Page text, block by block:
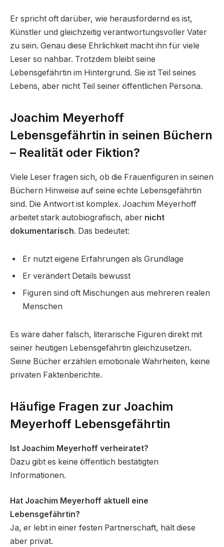
Er spricht oft darüber, wie herausfordernd es ist,
Künstler und gleichzeitig verantwortungsvoller Vater
zu sein. Genau diese Ehrlichkeit macht ihn für viele
Leser so nahbar. Trotzdem bleibt seine
Lebensgefährtin im Hintergrund. Sie ist Teil seines
Lebens, aber nicht Teil seiner öffentlichen Persona.
Joachim Meyerhoff
Lebensgefährtin in seinen Büchern
– Realität oder Fiktion?
Viele Leser fragen sich, ob die Frauenfiguren in seinen
Büchern Hinweise auf seine echte Lebensgefährtin
sind. Die Antwort ist komplex. Joachim Meyerhoff
arbeitet stark autobiografisch, aber nicht
dokumentarisch. Das bedeutet:
Er nutzt eigene Erfahrungen als Grundlage
Er verändert Details bewusst
Figuren sind oft Mischungen aus mehreren realen
Menschen
Es wäre daher falsch, literarische Figuren direkt mit
seiner heutigen Lebensgefährtin gleichzusetzen.
Seine Bücher erzählen emotionale Wahrheiten, keine
privaten Faktenberichte.
Häufige Fragen zur Joachim
Meyerhoff Lebensgefährtin
Ist Joachim Meyerhoff verheiratet?
Dazu gibt es keine öffentlich bestätigten
Informationen.
Hat Joachim Meyerhoff aktuell eine
Lebensgefährtin?
Ja, er lebt in einer festen Partnerschaft, hält diese
aber privat.